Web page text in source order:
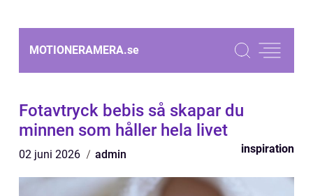
MOTIONERAMERA.se
Fotavtryck bebis så skapar du
minnen som håller hela livet
02 juni 2026 admin inspiration